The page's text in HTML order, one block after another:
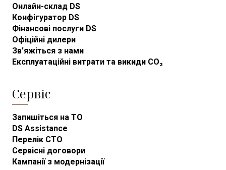
Онлайн-склад DS
Конфігуратор DS
Фінансові послуги DS
Офіційні дилери
Зв’яжіться з нами
Експлуатаційні витрати та викиди CO₂
Сервіс
Запишіться на ТО
DS Assistance
Перелік СТО
Сервісні договори
Кампанії з модернізації